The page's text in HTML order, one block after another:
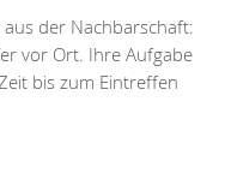
der Nachbarschaft:
vor Ort. Ihre Aufgabe
bis zum Eintreffen